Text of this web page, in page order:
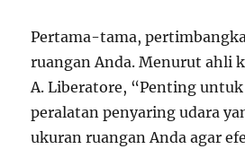
Pertama-tama,
ruangan Anda. Menurut ahli
A. Liberatore, “Penting
peralatan penyaring udara
ukuran ruangan Anda agar